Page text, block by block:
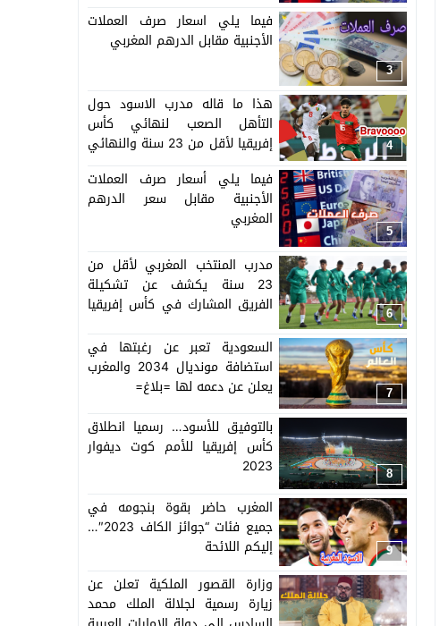
3
فيما يلي اسعار صرف العملات
الأجنبية مقابل الدرهم المغربي
4
هذا ما قاله مدرب الاسود حول
التأهل الصعب لنهائي كأس
إفريقيا لأقل من 23 سنة والنهائي
5
فيما يلي أسعار صرف العملات
الأجنبية مقابل سعر الدرهم
المغربي
6
مدرب المنتخب المغربي لأقل من
23 سنة يكشف عن تشكيلة
الفريق المشارك في كأس إفريقيا
7
السعودية تعبر عن رغبتها في
استضافة مونديال 2034 والمغرب
يعلن عن دعمه لها =بلاغ=
8
بالتوفيق للأسود… رسميا انطلاق
كأس إفريقيا للأمم كوت ديفوار
2023
9
المغرب حاضر بقوة بنجومه في
جميع فئات “جوائز الكاف 2023″…
إليكم اللائحة
وزارة القصور الملكية تعلن عن
زيارة رسمية لجلالة الملك محمد